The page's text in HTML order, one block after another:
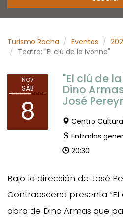
Turismo Rocha Eventos
Teatro: "El clú de la Ivonne"
NOV
SÁB
8
"El clú de
Dino
José
Centro
Entradas
20:30
Bajo la dirección de José
Contraescena presenta “El
obra de Dino Armas que